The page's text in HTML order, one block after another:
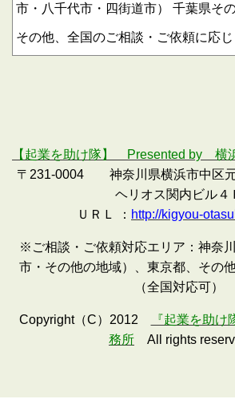
市・八千代市・四街道市）
千葉県そ
その他、全国のご相談・ご依頼に応じ
【起業を助け隊】 Presented by 横
〒231-0004 神奈川県横浜市中区
ヘリオス関内ビル４
ＵＲＬ ： http://kigyou-
※ご相談・ご依頼対応エリア：神奈
市・その他の地域）、東京都、その
（全国対応可）
Copyright（C）2012
『起業を助
務所 All rights